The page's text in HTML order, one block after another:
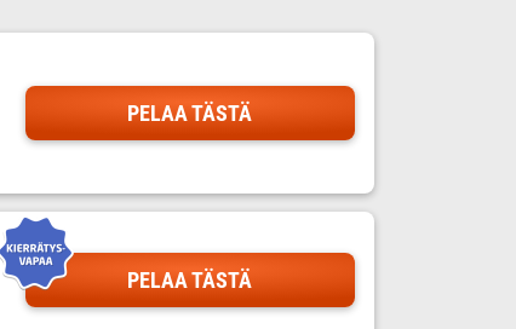
PELAA TÄSTÄ
PELAA TÄSTÄ